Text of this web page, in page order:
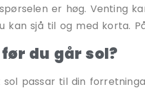
er høg. Venting
kan sjå til og med korta.
du går sol?
passar til din